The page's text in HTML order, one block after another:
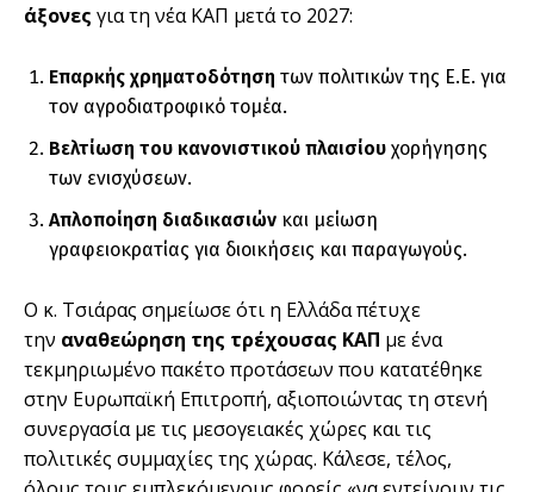
άξονες για τη νέα ΚΑΠ μετά το 2027:
Επαρκής χρηματοδότηση των πολιτικών της Ε.Ε. για
τον αγροδιατροφικό τομέα.
Βελτίωση του κανονιστικού πλαισίου χορήγησης
των ενισχύσεων.
Απλοποίηση διαδικασιών και μείωση
γραφειοκρατίας για διοικήσεις και παραγωγούς.
Ο κ. Τσιάρας σημείωσε ότι η Ελλάδα πέτυχε
την αναθεώρηση της τρέχουσας ΚΑΠ με ένα
τεκμηριωμένο πακέτο προτάσεων που κατατέθηκε
στην Ευρωπαϊκή Επιτροπή, αξιοποιώντας τη στενή
συνεργασία με τις μεσογειακές χώρες και τις
πολιτικές συμμαχίες της χώρας. Κάλεσε, τέλος,